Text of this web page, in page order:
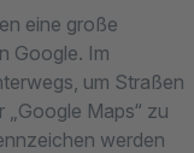
eine große
Google. Im
um Straßen
Maps“ zu
werden